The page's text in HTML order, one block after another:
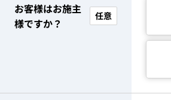
お客様はお施主
様ですか？
任意